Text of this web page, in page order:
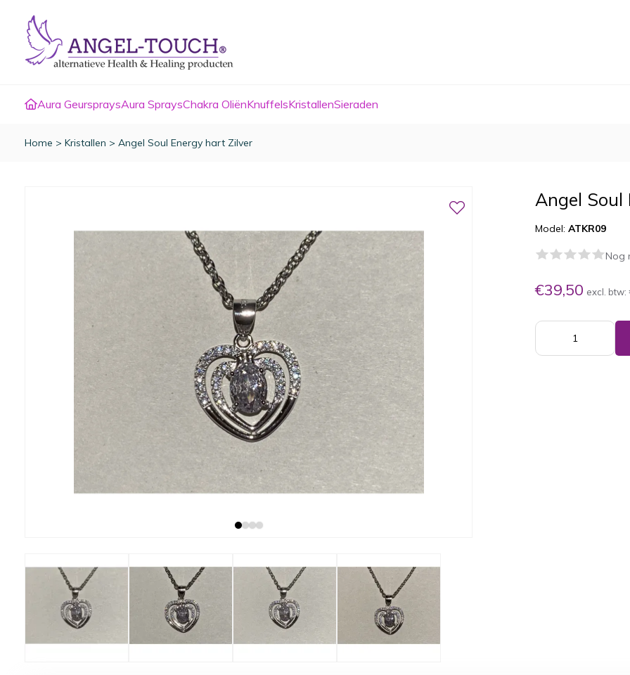
Aura GeurspraysAura SpraysChakra OliënKnuffelsKristallenSieraden
Home > Kristallen > Angel Soul Energy hart Zilver
Angel
Model:ATKR09
Nog
€39,50 excl. btw: